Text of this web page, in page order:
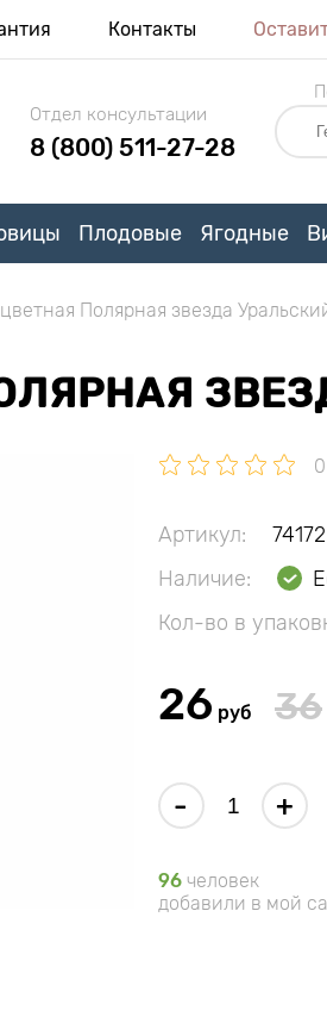
Контакты
Отдел консультации
8 (800) 511-27-28
Плодовые Ягодные
Полярная звезда
0
Артикул:
74172
Наличие:
Кол-во в
26 руб 36
- +
96 человек
добавили в мой